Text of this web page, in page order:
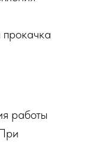
прокачка
работы